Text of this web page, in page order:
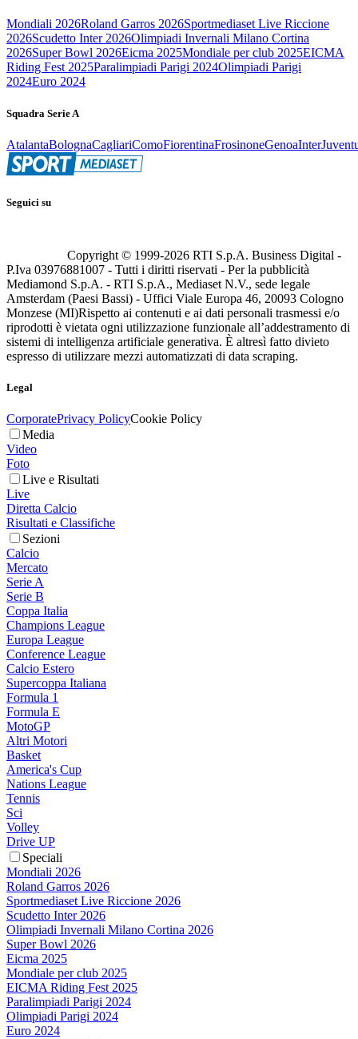
Mondiali 2026Roland Garros 2026Sportmediaset Live Riccione
2026Scudetto Inter 2026Olimpiadi Invernali Milano Cortina
2026Super Bowl 2026Eicma 2025Mondiale per club 2025EICMA
Riding Fest 2025Paralimpiadi Parigi 2024Olimpiadi Parigi
2024Euro 2024
Squadra Serie A
AtalantaBolognaCagliariComoFiorentinaFrosinoneGenoaInter
Seguici su
Copyright © 1999-2026 RTI S.p.A. Business Digital -
P.Iva 03976881007 - Tutti i diritti riservati - Per la pubblicità
Mediamond S.p.A. - RTI S.p.A., Mediaset N.V., sede legale
Amsterdam (Paesi Bassi) - Uffici Viale Europa 46, 20093 Cologno
Monzese (MI)Rispetto ai contenuti e ai dati personali trasmessi e/o
riprodotti è vietata ogni utilizzazione funzionale all’addestramento di
sistemi di intelligenza artificiale generativa. È altresì fatto divieto
espresso di utilizzare mezzi automatizzati di data scraping.
Legal
CorporatePrivacy PolicyCookie Policy
Media
Video
Foto
Live e Risultati
Live
Diretta Calcio
Risultati e Classifiche
Sezioni
Calcio
Mercato
Serie A
Serie B
Coppa Italia
Champions League
Europa League
Conference League
Calcio Estero
Supercoppa Italiana
Formula 1
Formula E
MotoGP
Altri Motori
Basket
America's Cup
Nations League
Tennis
Sci
Volley
Drive UP
Speciali
Mondiali 2026
Roland Garros 2026
Sportmediaset Live Riccione 2026
Scudetto Inter 2026
Olimpiadi Invernali Milano Cortina 2026
Super Bowl 2026
Eicma 2025
Mondiale per club 2025
EICMA Riding Fest 2025
Paralimpiadi Parigi 2024
Olimpiadi Parigi 2024
Euro 2024